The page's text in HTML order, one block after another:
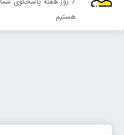
تاریخ رفت: 1405/5/15
شیراز
SYZ
هستیم